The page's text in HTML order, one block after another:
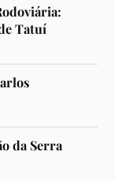
Tatuí
da Serra